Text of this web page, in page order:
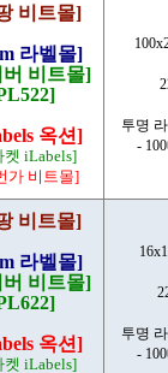
비트몰]
라벨몰]
버 비트몰]
옥션]
켓 iLabels]
가 비트몰]
투명
-
비트몰]
라벨몰]
버 비트몰]
옥션]
켓 iLabels]
투명
-